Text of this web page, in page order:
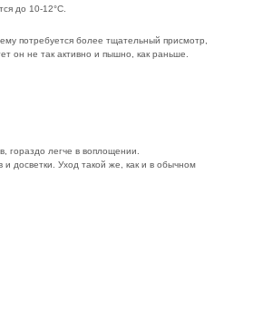
до 10-12°С.
потребуется более тщательный присмотр,
он не так активно и пышно, как раньше.
гораздо легче в воплощении.
и досветки. Уход такой же, как и в обычном